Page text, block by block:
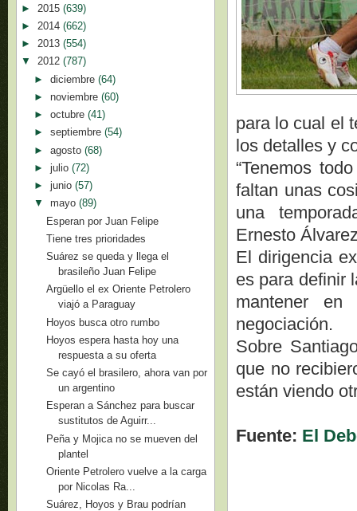
para lo cual el
los detalles y
“Tenemos
faltan unas
una
Ernesto
El dirigencia
es para definir
mantener
negociación.
Sobre
que no
están viendo
Fuente: El
► 2015 (639)
► 2014 (662)
► 2013 (554)
▼ 2012 (787)
► diciembre (64)
► noviembre (60)
► octubre (41)
► septiembre (54)
► agosto (68)
► julio (72)
► junio (57)
▼ mayo (89)
Esperan por Juan Felipe
Tiene tres prioridades
Suárez se queda y llega el
brasileño Juan Felipe
Argüello el ex Oriente Petrolero
viajó a Paraguay
Hoyos busca otro rumbo
Hoyos espera hasta hoy una
respuesta a su oferta
Se cayó el brasilero, ahora van por
un argentino
Esperan a Sánchez para buscar
sustitutos de Aguirr...
Peña y Mojica no se mueven del
plantel
Oriente Petrolero vuelve a la carga
por Nicolas Ra...
Suárez, Hoyos y Brau podrían